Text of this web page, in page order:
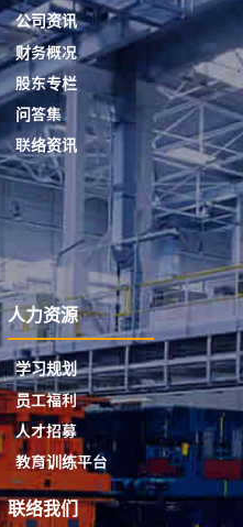
公司资讯
财务概况
股东专栏
问答集
联络资讯
人力资源
学习规划
员工福利
人才招募
教育训练平台
联络我们